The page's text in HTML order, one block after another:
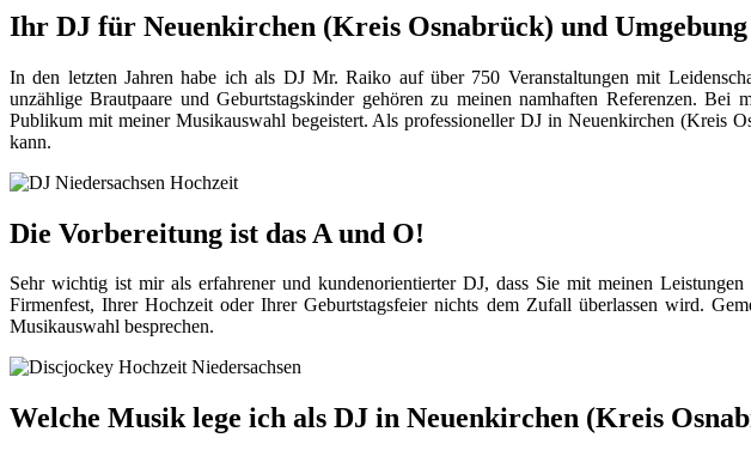
Ihr DJ für Neuenkirchen (Kreis Osnabrück) und Umgebung
In den letzten Jahren habe ich als DJ Mr. Raiko auf über 750 Veranstaltungen mit
unzählige Brautpaare und Geburtstagskinder gehören zu meinen namhaften Referenzen.
Publikum mit meiner Musikauswahl begeistert. Als professioneller DJ in Neuenkirchen (Kreis
kann.
Die Vorbereitung ist das A und O!
Sehr wichtig ist mir als erfahrener und kundenorientierter DJ, dass Sie mit meinen
Firmenfest, Ihrer Hochzeit oder Ihrer Geburtstagsfeier nichts dem Zufall überlassen wird.
Musikauswahl besprechen.
Welche Musik lege ich als DJ in Neuenkirchen (Kreis